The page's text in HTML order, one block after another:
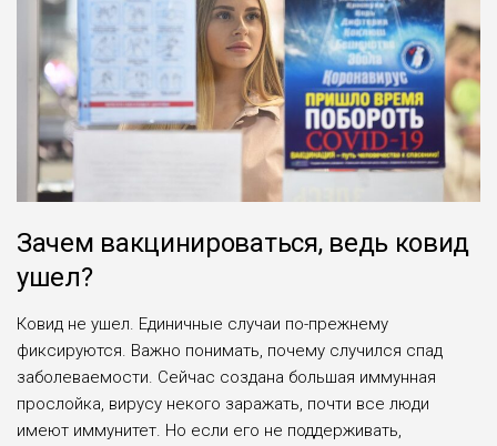
Зачем вакцинироваться, ведь ковид
ушел?
Ковид не ушел. Единичные случаи по-прежнему
фиксируются. Важно понимать, почему случился спад
заболеваемости. Сейчас создана большая иммунная
прослойка, вирусу некого заражать, почти все люди
имеют иммунитет. Но если его не поддерживать,